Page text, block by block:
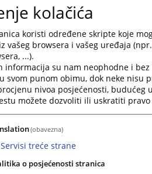
sud u Banja Luci
sud u Bijeljini
Doboj
Trebinje
u BiH
BiH
pravde BiH
kolačića
koristi određene skripte koje
vašeg browsera i vašeg uređaja
...).
informacija su nam neophodne i
svom punom obimu, dok neke nisu
nivoa posjećenosti, budućeg
možete dozvoliti ili uskratiti
(obavezna)
Servisi treće strane
o posjećenosti stranica